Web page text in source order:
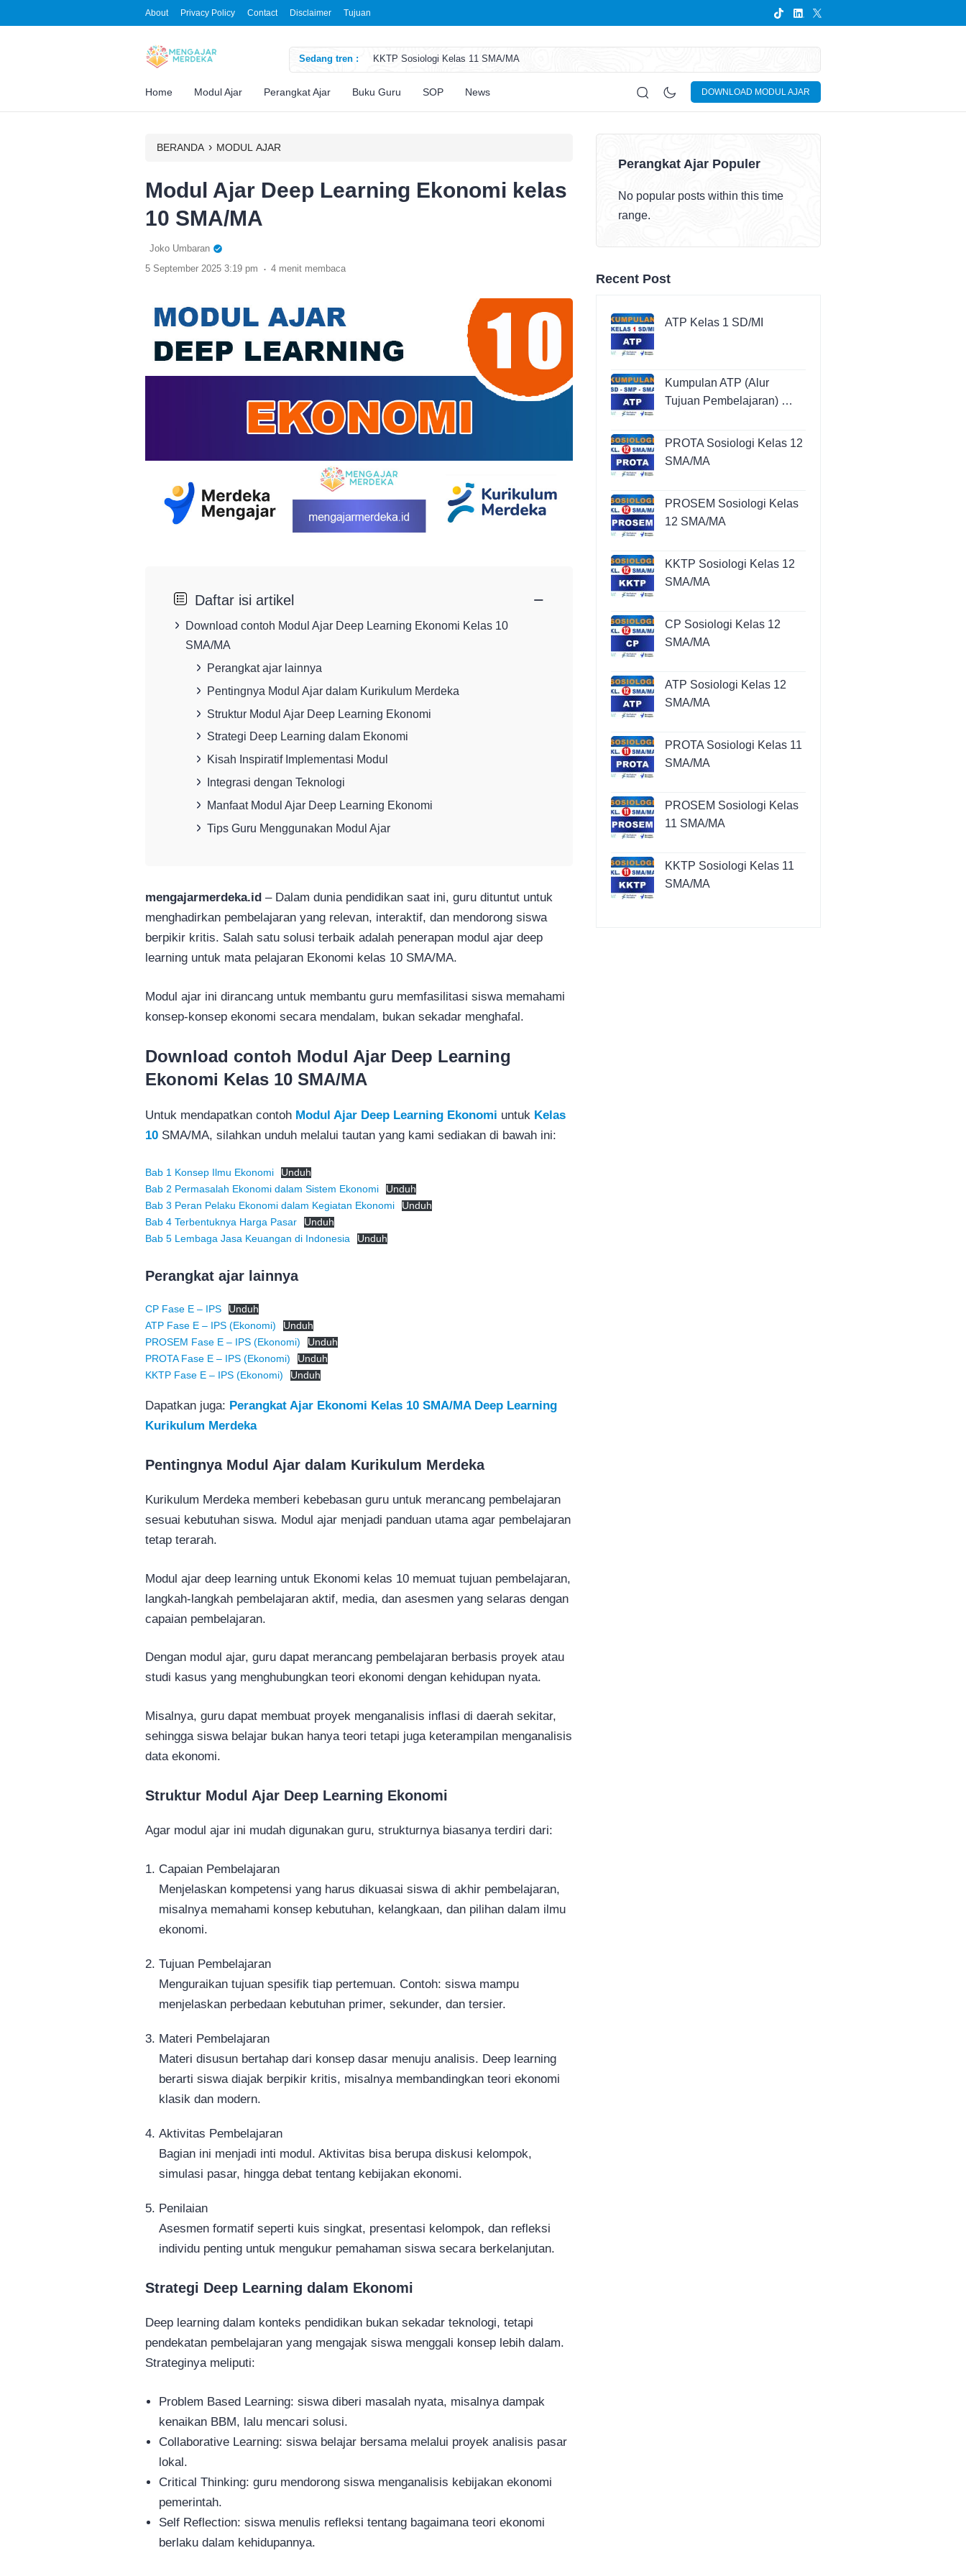
About Privacy Policy Contact Disclaimer Tujuan
Sedang tren :
KKTP Sosiologi Kelas 11 SMA/MA
ATP Seni Rupa Kelas 11 SMA/MA
ATP Sosiologi Kelas 11 SMA/MA
DOWNLOAD MODUL AJAR
Home Modul Ajar Perangkat Ajar Buku Guru SOP News
BERANDA › MODUL AJAR
Modul Ajar Deep Learning Ekonomi kelas
10 SMA/MA
Joko Umbaran
5 September 2025 3:19 pm . 4 menit membaca
Daftar isi artikel −
Download contoh Modul Ajar Deep Learning Ekonomi Kelas 10
SMA/MA
Perangkat ajar lainnya
Pentingnya Modul Ajar dalam Kurikulum Merdeka
Struktur Modul Ajar Deep Learning Ekonomi
Strategi Deep Learning dalam Ekonomi
Kisah Inspiratif Implementasi Modul
Integrasi dengan Teknologi
Manfaat Modul Ajar Deep Learning Ekonomi
Tips Guru Menggunakan Modul Ajar
mengajarmerdeka.id – Dalam dunia pendidikan saat ini, guru dituntut untuk
menghadirkan pembelajaran yang relevan, interaktif, dan mendorong siswa
berpikir kritis. Salah satu solusi terbaik adalah penerapan modul ajar deep
learning untuk mata pelajaran Ekonomi kelas 10 SMA/MA.
Modul ajar ini dirancang untuk membantu guru memfasilitasi siswa memahami
konsep-konsep ekonomi secara mendalam, bukan sekadar menghafal.
Download contoh Modul Ajar Deep Learning
Ekonomi Kelas 10 SMA/MA
Untuk mendapatkan contoh Modul Ajar Deep Learning Ekonomi untuk Kelas
10 SMA/MA, silahkan unduh melalui tautan yang kami sediakan di bawah ini:
Bab 1 Konsep Ilmu Ekonomi
Unduh
Bab 2 Permasalah Ekonomi dalam Sistem Ekonomi
Unduh
Bab 3 Peran Pelaku Ekonomi dalam Kegiatan Ekonomi
Unduh
Bab 4 Terbentuknya Harga Pasar
Unduh
Bab 5 Lembaga Jasa Keuangan di Indonesia
Unduh
Perangkat ajar lainnya
CP Fase E – IPS
Unduh
ATP Fase E – IPS (Ekonomi)
Unduh
PROSEM Fase E – IPS (Ekonomi)
Unduh
PROTA Fase E – IPS (Ekonomi)
Unduh
KKTP Fase E – IPS (Ekonomi)
Unduh
Dapatkan juga: Perangkat Ajar Ekonomi Kelas 10 SMA/MA Deep Learning
Kurikulum Merdeka
Pentingnya Modul Ajar dalam Kurikulum Merdeka
Kurikulum Merdeka memberi kebebasan guru untuk merancang pembelajaran
sesuai kebutuhan siswa. Modul ajar menjadi panduan utama agar pembelajaran
tetap terarah.
Modul ajar deep learning untuk Ekonomi kelas 10 memuat tujuan pembelajaran,
langkah-langkah pembelajaran aktif, media, dan asesmen yang selaras dengan
capaian pembelajaran.
Dengan modul ajar, guru dapat merancang pembelajaran berbasis proyek atau
studi kasus yang menghubungkan teori ekonomi dengan kehidupan nyata.
Misalnya, guru dapat membuat proyek menganalisis inflasi di daerah sekitar,
sehingga siswa belajar bukan hanya teori tetapi juga keterampilan menganalisis
data ekonomi.
Struktur Modul Ajar Deep Learning Ekonomi
Agar modul ajar ini mudah digunakan guru, strukturnya biasanya terdiri dari:
Capaian Pembelajaran
Menjelaskan kompetensi yang harus dikuasai siswa di akhir pembelajaran,
misalnya memahami konsep kebutuhan, kelangkaan, dan pilihan dalam ilmu
ekonomi.
Tujuan Pembelajaran
Menguraikan tujuan spesifik tiap pertemuan. Contoh: siswa mampu
menjelaskan perbedaan kebutuhan primer, sekunder, dan tersier.
Materi Pembelajaran
Materi disusun bertahap dari konsep dasar menuju analisis. Deep learning
berarti siswa diajak berpikir kritis, misalnya membandingkan teori ekonomi
klasik dan modern.
Aktivitas Pembelajaran
Bagian ini menjadi inti modul. Aktivitas bisa berupa diskusi kelompok,
simulasi pasar, hingga debat tentang kebijakan ekonomi.
Penilaian
Asesmen formatif seperti kuis singkat, presentasi kelompok, dan refleksi
individu penting untuk mengukur pemahaman siswa secara berkelanjutan.
Strategi Deep Learning dalam Ekonomi
Deep learning dalam konteks pendidikan bukan sekadar teknologi, tetapi
pendekatan pembelajaran yang mengajak siswa menggali konsep lebih dalam.
Strateginya meliputi:
Problem Based Learning: siswa diberi masalah nyata, misalnya dampak
kenaikan BBM, lalu mencari solusi.
Collaborative Learning: siswa belajar bersama melalui proyek analisis pasar
lokal.
Critical Thinking: guru mendorong siswa menganalisis kebijakan ekonomi
pemerintah.
Self Reflection: siswa menulis refleksi tentang bagaimana teori ekonomi
berlaku dalam kehidupannya.
Perangkat Ajar Populer
No popular posts within this time
range.
Recent Post
ATP Kelas 1 SD/MI
Kumpulan ATP (Alur
Tujuan Pembelajaran) …
PROTA Sosiologi Kelas 12
SMA/MA
PROSEM Sosiologi Kelas
12 SMA/MA
KKTP Sosiologi Kelas 12
SMA/MA
CP Sosiologi Kelas 12
SMA/MA
ATP Sosiologi Kelas 12
SMA/MA
PROTA Sosiologi Kelas 11
SMA/MA
PROSEM Sosiologi Kelas
11 SMA/MA
KKTP Sosiologi Kelas 11
SMA/MA